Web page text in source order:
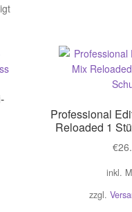
Professional
Reloaded 1
€
inkl.
zzgl.